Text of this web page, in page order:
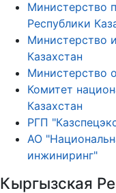
Министерство
Республики
Министерство
Казахстан
Министерство
Комитет
Казахстан
РГП
АО
инжиниринг"
Кыргызская